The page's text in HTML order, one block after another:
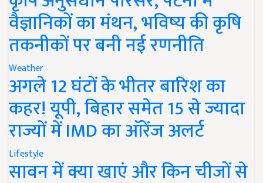
वैज्ञानिकों का मंथन, भविष्य की कृषि
तकनीकों पर बनी नई रणनीति
Weather
अगले 12 घंटों के भीतर बारिश का
कहर! यूपी, बिहार समेत 15 से ज्यादा
राज्यों में IMD का ऑरेंज अलर्ट
Lifestyle
सावन में क्या खाएं और किन चीजों से